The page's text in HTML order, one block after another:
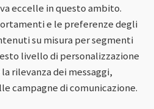
eccelle in questo ambito.
e le preferenze degli
su misura per segmenti
livello di personalizzazione
rilevanza dei messaggi,
campagne di comunicazione.